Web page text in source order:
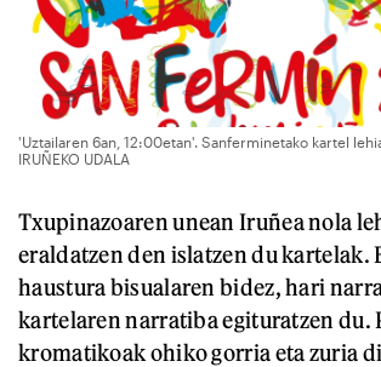
'Uztailaren 6an, 12:00etan'. Sanferminetako kartel
IRUÑEKO UDALA
Txupinazoaren unean Iruñea nola
eraldatzen den islatzen du kartelak.
haustura bisualaren bidez, hari
kartelaren narratiba egituratzen du.
kromatikoak ohiko gorria eta zuria